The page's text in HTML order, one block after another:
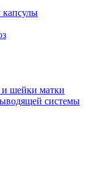
капсулы
и шейки матки
системы